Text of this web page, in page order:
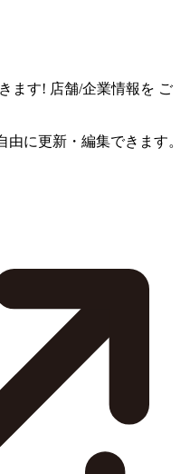
ます! 店舗/企業情報を ご
に更新・編集できます。